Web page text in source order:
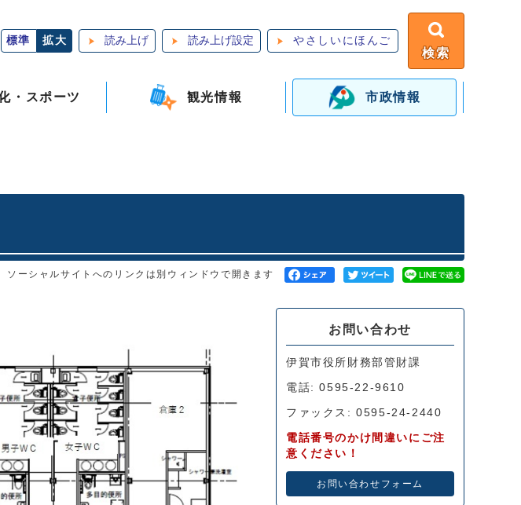
標準 拡大 読み上げ 読み上げ設定 やさしいにほんご
検索
・スポーツ 観光情報 市政情報
ソーシャルサイトへのリンクは別ウィンドウで開きます
お問い合わせ
伊賀市役所財務部管財課
電話: 0595-22-9610
ファックス: 0595-24-2440
電話番号のかけ間違いにご注
意ください！
お問い合わせフォーム